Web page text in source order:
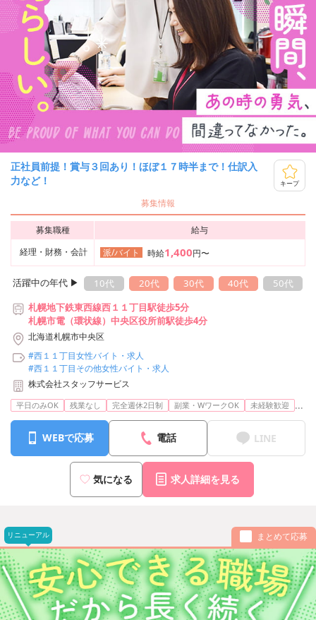
正社員前提！賞与３回あり！ほぼ１７時半まで！仕訳入
力など！
キープ
募集情報
募集職種
給与
経理・財務・会計
派/バイト 時給1,400円〜
活躍中の年代 ▶︎ 10代 20代 30代 40代
50代
札幌地下鉄東西線西１１丁目駅徒歩5分
札幌市電（環状線）中央区役所前駅徒歩4分
北海道札幌市中央区
#西１１丁目女性バイト・求人
#西１１丁目その他女性バイト・求人
株式会社スタッフサービス
平日のみOK 残業なし 完全週休2日制 副業・WワークOK 未経験歓迎 ...
WEBで応募 電話 LINE
気になる 求人詳細を見る
リニューアル まとめて応募